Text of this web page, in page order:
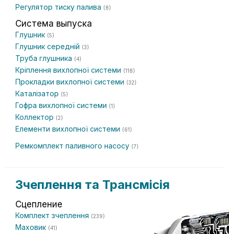
Регулятор тиску палива (8)
Система выпуска
Глушник (5)
Глушник середній (3)
Труба глушника (4)
Кріплення вихлопної системи (118)
Прокладки вихлопної системи (32)
Каталізатор (5)
Гофра вихлопної системи (1)
Коллектор (2)
Елементи вихлопної системи (61)
Ремкомплект паливного насосу (7)
Зчеплення та Трансмісія
Сцепление
Комплект зчеплення (239)
Маховик (41)